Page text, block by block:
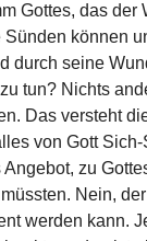
Gottes, das
können
durch seine
tun? Nichts
Das versteht
von Gott
zu
Nein,
werden kann.